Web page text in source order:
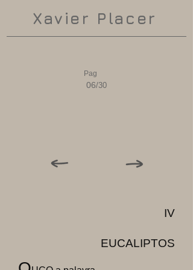
Xavier Placer
IV
EUCALIPTOS
Pag
06/30